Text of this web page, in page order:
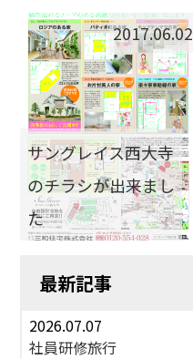
2017.06.02
サングレイス西大寺
のチラシが出来まし
た
最新記事
2026.07.07
社員研修旅行